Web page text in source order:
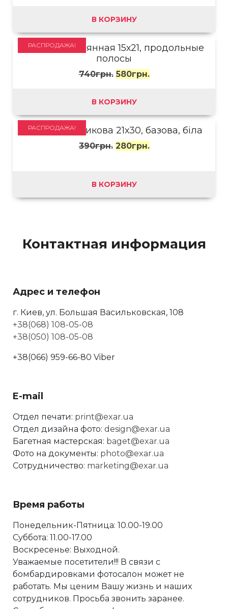
В КОРЗИНУ
РАСПРОДАЖА!
Рамка деревянная 15х21, продольные
полосы
740грн. 580грн.
В КОРЗИНУ
РАСПРОДАЖА!
Рамка пластикова 21х30, базова, біла
390грн. 280грн.
В КОРЗИНУ
Контактная информация
Адрес и телефон
г. Киев, ул. Большая Васильковская, 108
+38(068) 108-05-08
+38(050) 108-05-08
+38(066) 959-66-80 Viber
E-mail
Отдел печати: print@exar.ua
Отдел дизайна фото: design@exar.ua
Багетная мастерская: baget@exar.ua
Фото на документы: photo@exar.ua
Сотрудничество: marketing@exar.ua
Время работы
Понедельник-Пятница: 10.00-19.00
Суббота: 11.00-17.00
Воскресенье: Выходной.
Уважаемые посетители!!! В связи с
бомбардировками фотосалон может не
работать. Мы ценим Вашу жизнь и наших
сотрудников. Просьба звонить заранее.